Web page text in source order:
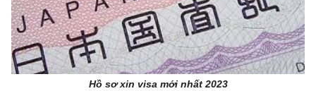
Hồ sơ xin visa mới nhất 2023